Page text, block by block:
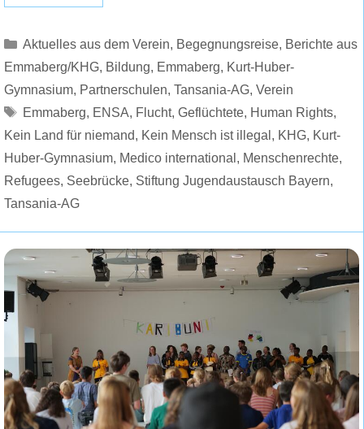
Kategorien
Aktuelles aus dem Verein, Begegnungsreise, Berichte aus
Emmaberg/KHG, Bildung, Emmaberg, Kurt-Huber-
Gymnasium, Partnerschulen, Tansania-AG, Verein
Schlagwörter
Emmaberg, ENSA, Flucht, Geflüchtete, Human Rights,
Kein Land für niemand, Kein Mensch ist illegal , KHG, Kurt-
Huber-Gymnasium, Medico international , Menschenrechte,
Refugees, Seebrücke, Stiftung Jugendaustausch Bayern,
Tansania-AG